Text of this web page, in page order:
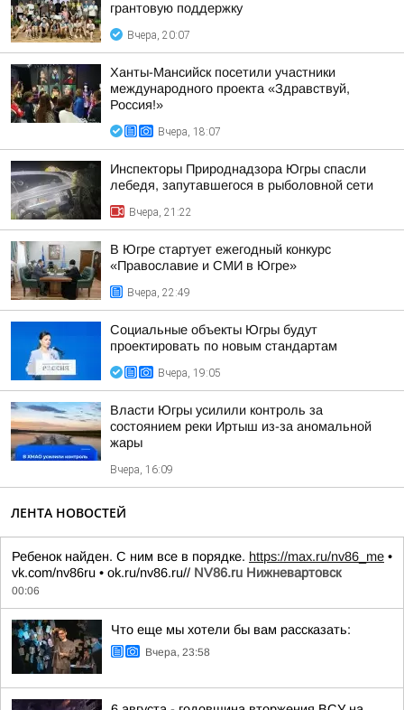
грантовую поддержку
Вчера, 20:07
Ханты-Мансийск посетили участники
международного проекта «Здравствуй,
Россия!»
Вчера, 18:07
Инспекторы Природнадзора Югры спасли
лебедя, запутавшегося в рыболовной сети
Вчера, 21:22
В Югре стартует ежегодный конкурс
«Православие и СМИ в Югре»
Вчера, 22:49
Социальные объекты Югры будут
проектировать по новым стандартам
Вчера, 19:05
Власти Югры усилили контроль за
состоянием реки Иртыш из-за аномальной
жары
Вчера, 16:09
ЛЕНТА НОВОСТЕЙ
Ребенок найден. С ним все в порядке. https://max.ru/nv86_me •
vk.com/nv86ru • ok.ru/nv86.ru// NV86.ru Нижневартовск
00:06
Что еще мы хотели бы вам рассказать:
Вчера, 23:58